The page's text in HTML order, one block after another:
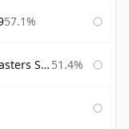
57.1%
2024 51.4%